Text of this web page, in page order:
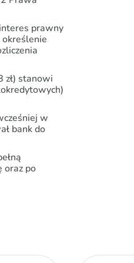
prawny
zł) stanowi
w
bank do
oraz po